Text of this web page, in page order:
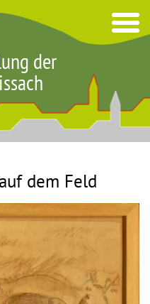
der
dem Feld